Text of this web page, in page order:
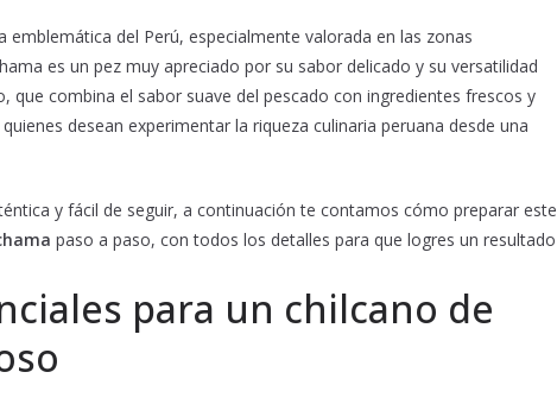
emblemática del Perú, especialmente valorada en las zonas
es un pez muy apreciado por su sabor delicado y su versatilidad
que combina el sabor suave del pescado con ingredientes frescos y
desean experimentar la riqueza culinaria peruana desde una
y fácil de seguir, a continuación te contamos cómo preparar este
paso a paso, con todos los detalles para que logres un resultado
para un chilcano de